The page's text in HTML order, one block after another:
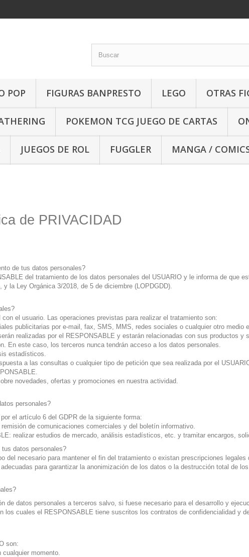
POP FIGURAS BANPRESTO LEGO OTRAS
POKEMON TCG JUEGO DE CARTAS
JUEGOS DE ROL FUGGLER MANGA /
de PRIVACIDAD
de tus datos personales?
del tratamiento de los datos personales del USUARIO y le informa de que
y la Ley Orgánica 3/2018, de 5 de diciembre (LOPDGDD).
el usuario. Las operaciones previstas para realizar el tratamiento son:
publicitarias por e-mail, fax, SMS, MMS, redes sociales o cualquier otro
realizadas por el RESPONSABLE y estarán relacionadas con sus productos
En este caso, los terceros nunca tendrán acceso a los datos personales.
estadísticos.
a las consultas o cualquier tipo de petición que sea realizada por el
novedades, ofertas y promociones en nuestra actividad.
personales?
el artículo 6 del GDPR de la siguiente forma:
de comunicaciones comerciales y del boletín informativo.
realizar estudios de mercado, análisis estadísticos, etc. y tramitar encargos,
datos personales?
del necesario para mantener el fin del tratamiento o existan prescripciones
para garantizar la anonimización de los datos o la destrucción total de
de datos personales a terceros salvo, si fuese necesario para el desarrollo y
los cuales el RESPONSABLE tiene suscritos los contratos de confidencialidad y
son:
cualquier momento.